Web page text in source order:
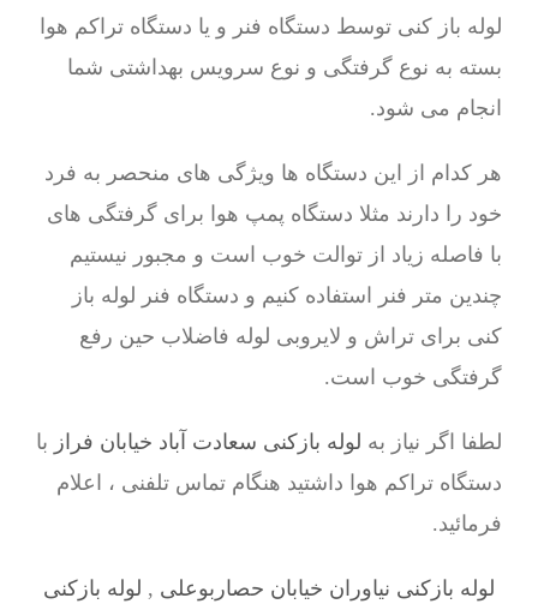
لوله باز کنی توسط دستگاه فنر و یا دستگاه تراکم هوا
بسته به نوع گرفتگی و نوع سرویس بهداشتی شما
انجام می شود.
هر کدام از این دستگاه ها ویژگی های منحصر به فرد
خود را دارند مثلا دستگاه پمپ هوا برای گرفتگی های
با فاصله زیاد از توالت خوب است و مجبور نیستیم
چندین متر فنر استفاده کنیم و دستگاه فنر لوله باز
کنی برای تراش و لایروبی لوله فاضلاب حین رفع
گرفتگی خوب است.
لطفا اگر نیاز به لوله بازکنی سعادت آباد خیابان فراز با
دستگاه تراکم هوا داشتید هنگام تماس تلفنی ، اعلام
فرمائید.
لوله بازکنی نیاوران خیابان حصاربوعلی , لوله بازکنی